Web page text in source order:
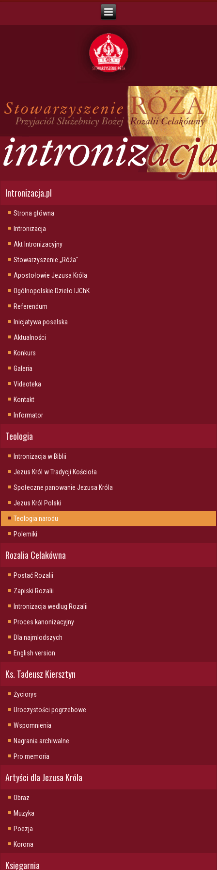
Intronizacja.pl
Strona główna
Intronizacja
Akt Intronizacyjny
Stowarzyszenie „Róża"
Apostołowie Jezusa Króla
Ogólnopolskie Dzieło IJChK
Referendum
Inicjatywa poselska
Aktualności
Konkurs
Galeria
Videoteka
Kontakt
Informator
Teologia
Intronizacja w Biblii
Jezus Król w Tradycji Kościoła
Społeczne panowanie Jezusa Króla
Jezus Król Polski
Teologia narodu
Polemiki
Rozalia Celakówna
Postać Rozalii
Zapiski Rozalii
Intronizacja wedlug Rozalii
Proces kanonizacyjny
Dla najmlodszych
English version
Ks. Tadeusz Kiersztyn
Życiorys
Uroczystości pogrzebowe
Wspomnienia
Nagrania archiwalne
Pro memoria
Artyści dla Jezusa Króla
Obraz
Muzyka
Poezja
Korona
Księgarnia